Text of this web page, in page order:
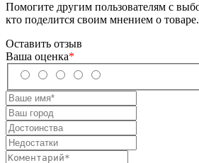
Помогите другим пользователям с
кто поделится своим мнением о товаре.
Оставить отзыв
Ваша оценка*